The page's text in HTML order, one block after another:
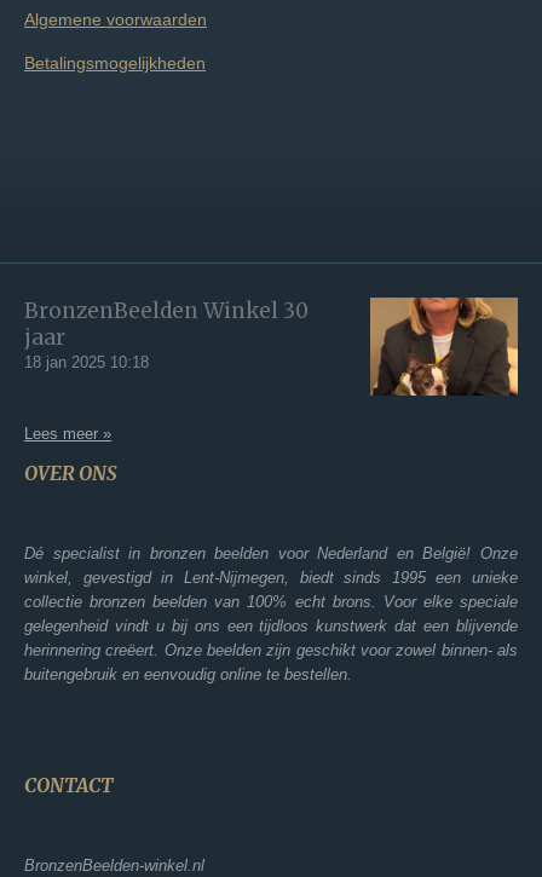
Algemene voorwaarden
Betalingsmogelijkheden
BronzenBeelden Winkel 30
jaar
18 jan 2025 10:18
Lees meer »
OVER ONS
Dé specialist in bronzen beelden voor Nederland en België! Onze
winkel, gevestigd in Lent-Nijmegen, biedt sinds 1995 een unieke
collectie bronzen beelden van 100% echt brons. Voor elke speciale
gelegenheid vindt u bij ons een tijdloos kunstwerk dat een blijvende
herinnering creëert. Onze beelden zijn geschikt voor zowel binnen- als
buitengebruik en eenvoudig online te bestellen.
CONTACT
BronzenBeelden-winkel.nl